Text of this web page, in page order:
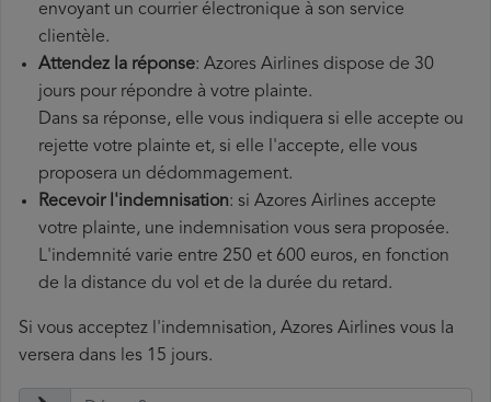
envoyant un courrier électronique à son service
clientèle.
Attendez la réponse: Azores Airlines dispose de 30
jours pour répondre à votre plainte.
Dans sa réponse, elle vous indiquera si elle accepte ou
rejette votre plainte et, si elle l'accepte, elle vous
proposera un dédommagement.
Recevoir l'indemnisation: si Azores Airlines accepte
votre plainte, une indemnisation vous sera proposée.
L'indemnité varie entre 250 et 600 euros, en fonction
de la distance du vol et de la durée du retard.
Si vous acceptez l'indemnisation, Azores Airlines vous la
versera dans les 15 jours.